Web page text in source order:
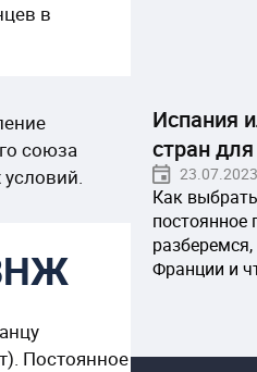
в
союза
Постоянное
Испания
стран
23.07.2023
Как
Франции и